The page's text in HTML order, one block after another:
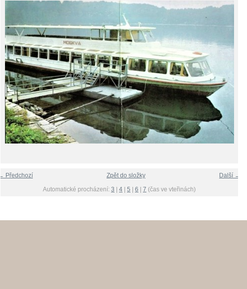
← Předchozí Další →
Zpět do složky
Automatické procházení: 3 4 5 6 7 (čas ve vteřinách)